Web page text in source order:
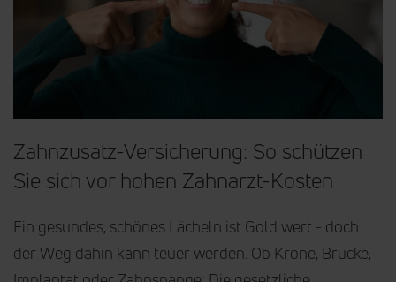
Zahnzusatz-Versicherung: So schützen
Sie sich vor hohen Zahnarzt-Kosten
Ein gesundes, schönes Lächeln ist Gold wert - doch
der Weg dahin kann teuer werden. Ob Krone, Brücke,